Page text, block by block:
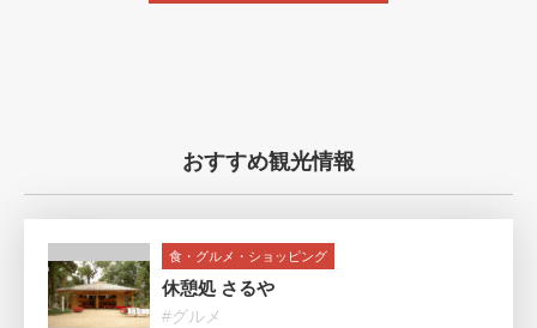
おすすめ観光情報
食・グルメ・ショッピング
休憩処 さるや
#グルメ